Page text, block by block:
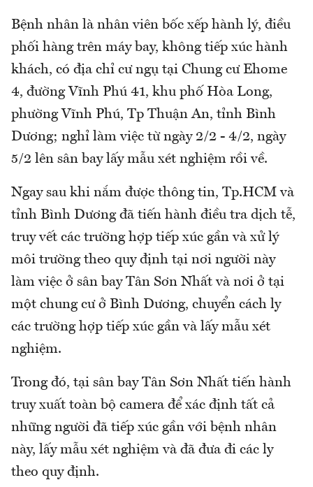
Bệnh nhân là nhân viên bốc xếp hành lý, điều
phối hàng trên máy bay, không tiếp xúc hành
khách, có địa chỉ cư ngụ tại Chung cư Ehome
4, đường Vĩnh Phú 41, khu phố Hòa Long,
phường Vĩnh Phú, Tp Thuận An, tỉnh Bình
Dương; nghỉ làm việc từ ngày 2/2 - 4/2, ngày
5/2 lên sân bay lấy mẫu xét nghiệm rồi về.
Ngay sau khi nắm được thông tin, Tp.HCM và
tỉnh Bình Dương đã tiến hành điều tra dịch tễ,
truy vết các trường hợp tiếp xúc gần và xử lý
môi trường theo quy định tại nơi người này
làm việc ở sân bay Tân Sơn Nhất và nơi ở tại
một chung cư ở Bình Dương, chuyển cách ly
các trường hợp tiếp xúc gần và lấy mẫu xét
nghiệm.
Trong đó, tại sân bay Tân Sơn Nhất tiến hành
truy xuất toàn bộ camera để xác định tất cả
những người đã tiếp xúc gần với bệnh nhân
này, lấy mẫu xét nghiệm và đã đưa đi các ly
theo quy định.